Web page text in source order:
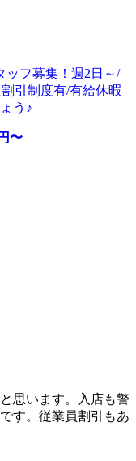
フ募集！週2日～/
引制度有/有給休暇
う♪
円〜
思います。入店も警
す。従業員割引もあ